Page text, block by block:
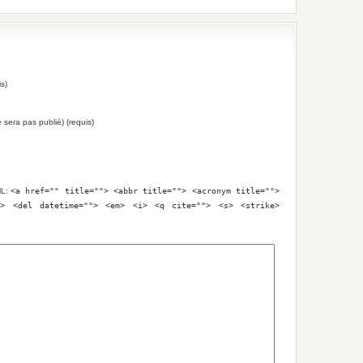
sera pas publié) (requis)
<a href="" title=""> <abbr title=""> <acronym title="">
<del datetime=""> <em> <i> <q cite=""> <s> <strike>